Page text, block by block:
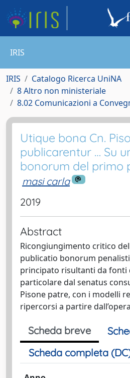
IRIS
IRIS
Catalogo Ricerca UniNA
8 Altro non ministeriale
8.02 Comunicazioni a
Utique bona Cn.
publicarentur … Su
bonorum del primo
masi carla
2019
Abstract
Ricongiungimento critico
publicatio bonorum
principato risultanti da fonti
particolare dal senatus
Pisone patre, con i modelli
ripercorsi a partire
Scheda breve
Scheda completa